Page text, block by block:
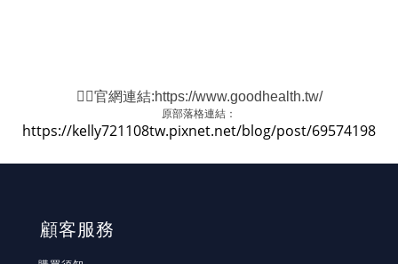
👉🏻官網連結:https://www.goodhealth.tw/
原部落格連結：
https://kelly721108tw.pixnet.net/blog/post/69574198
顧客服務